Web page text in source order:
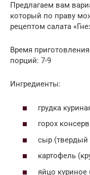
Предлагаем вам
который по праву
рецептом салата
Время
порций: 7-9
Ингредиенты:
грудка
горох
сыр (твердый
картофель
яйцо куриное